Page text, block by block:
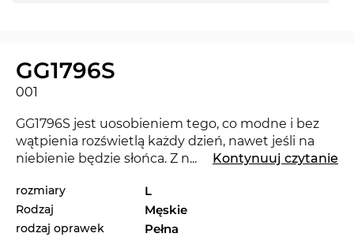
GG1796S
001
GG1796S jest uosobieniem tego, co modne i bez
wątpienia rozświetlą każdy dzień, nawet jeśli na
niebienie będzie słońca. Z nowymi okularamiGucci
marka ustala kryteria w bieącym sezonie 2025.
Oprawka jest specjalnie zaprojektowana dla
... Kontynuuj czytanie
rozmiary L
Rodzaj Męskie
rodzaj oprawek Pełna